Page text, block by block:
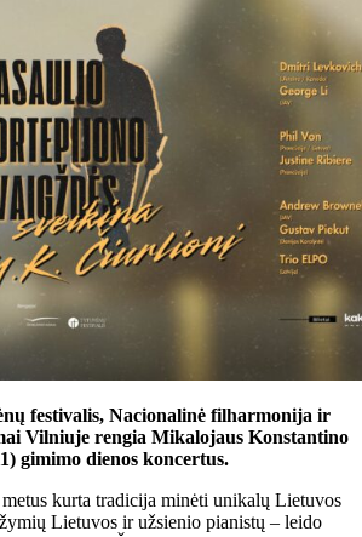
festivalis, Nacionalinė filharmonija ir
Vilniuje rengia Mikalojaus Konstantino
gimimo dienos koncertus.
kurta tradicija minėti unikalų Lietuvos
Lietuvos ir užsienio pianistų – leido